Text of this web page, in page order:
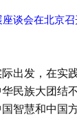
谈会在北京
出发，在实
民族大团结
智慧和中国